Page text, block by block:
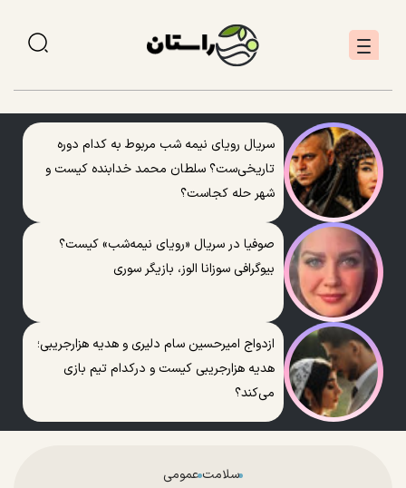
سریال رویای نیمه شب مربوط به کدام دوره
تاریخی‌ست؟ سلطان محمد خدابنده کیست و
شهر حله کجاست؟
صوفیا در سریال «رویای نیمه‌شب» کیست؟
بیوگرافی سوزانا الوز، بازیگر سوری
ازدواج امیرحسین سام دلیری و هدیه هزارجریبی؛
هدیه هزارجریبی کیست و درکدام تیم بازی
می‌کند؟
سلامت عمومی